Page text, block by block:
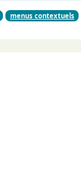
menus contextuels